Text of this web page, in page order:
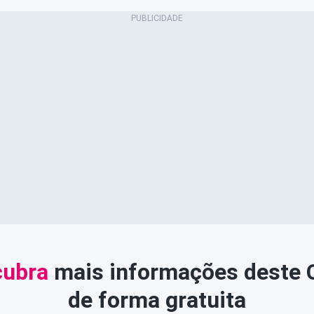
mais informações deste
de forma gratuita